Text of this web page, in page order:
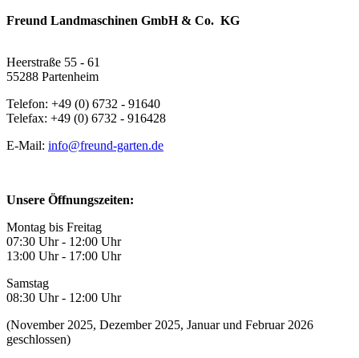
Freund Landmaschinen GmbH & Co. KG
Heerstraße 55 - 61
55288 Partenheim
Telefon: +49 (0) 6732 - 91640
Telefax: +49 (0) 6732 - 916428
E-Mail: info@freund-garten.de
Unsere Öffnungszeiten:
Montag bis Freitag
07:30 Uhr - 12:00 Uhr
13:00 Uhr - 17:00 Uhr
Samstag
08:30 Uhr - 12:00 Uhr
(November 2025, Dezember 2025, Januar und Februar 2026
geschlossen)